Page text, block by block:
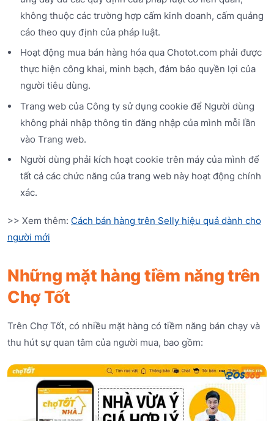
không thuộc các trường hợp cấm kinh doanh, cấm quảng
cáo theo quy định của pháp luật.
Hoạt động mua bán hàng hóa qua Chotot.com phải được
thực hiện công khai, minh bạch, đảm bảo quyền lợi của
người tiêu dùng.
Trang web của Công ty sử dụng cookie để Người dùng
không phải nhập thông tin đăng nhập của mình mỗi lần
vào Trang web.
Người dùng phải kích hoạt cookie trên máy của mình để
tất cả các chức năng của trang web này hoạt động chính
xác.
>> Xem thêm: Cách bán hàng trên Selly hiệu quả dành cho
người mới
Những mặt hàng tiềm năng trên
Chợ Tốt
Trên Chợ Tốt, có nhiều mặt hàng có tiềm năng bán chạy và
thu hút sự quan tâm của người mua, bao gồm: